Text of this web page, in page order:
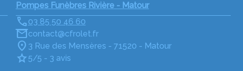
Pompes Funèbres Rivière - Matour
03 85 50 46 60
contact@cfrolet.fr
3 Rue des Mensères - 71520 - Matour
5/5 - 3 avis